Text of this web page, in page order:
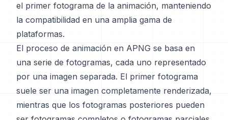
el primer fotograma de la animación, manteniendo
la compatibilidad en una amplia gama de
plataformas.
El proceso de animación en APNG se basa en
una serie de fotogramas, cada uno representado
por una imagen separada. El primer fotograma
suele ser una imagen completamente renderizada,
mientras que los fotogramas posteriores pueden